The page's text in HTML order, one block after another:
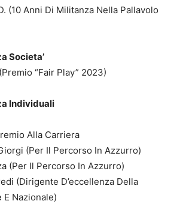
(10 Anni Di Militanza Nella Pallavolo
Societa’
“Fair Play” 2023)
Individuali
Alla Carriera
(Per Il Percorso In Azzurro)
(Per Il Percorso In Azzurro)
(Dirigente D’eccellenza Della
E Nazionale)